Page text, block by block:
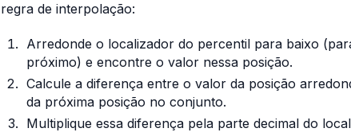
regra de interpolação:
Arredonde o localizador do percentil para baixo
próximo) e encontre o valor nessa posição.
Calcule a diferença entre o valor da posição
da próxima posição no conjunto.
Multiplique essa diferença pela parte decimal do